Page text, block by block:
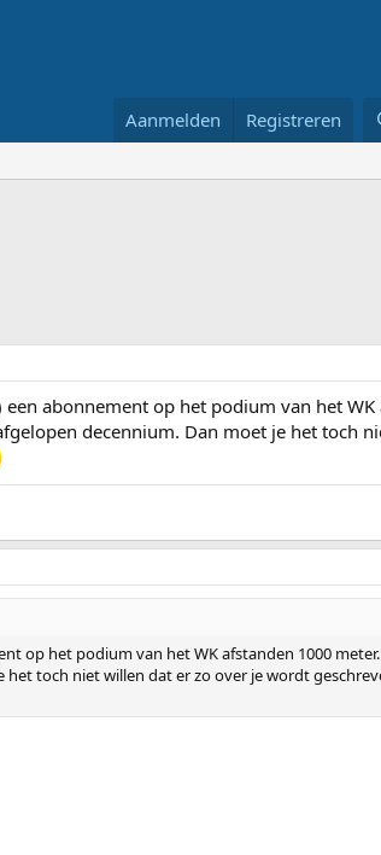
Aanmelden Registreren
abonnement op het podium van het WK
decennium. Dan moet je het toch
op het podium van het WK afstanden 1000
toch niet willen dat er zo over je wordt